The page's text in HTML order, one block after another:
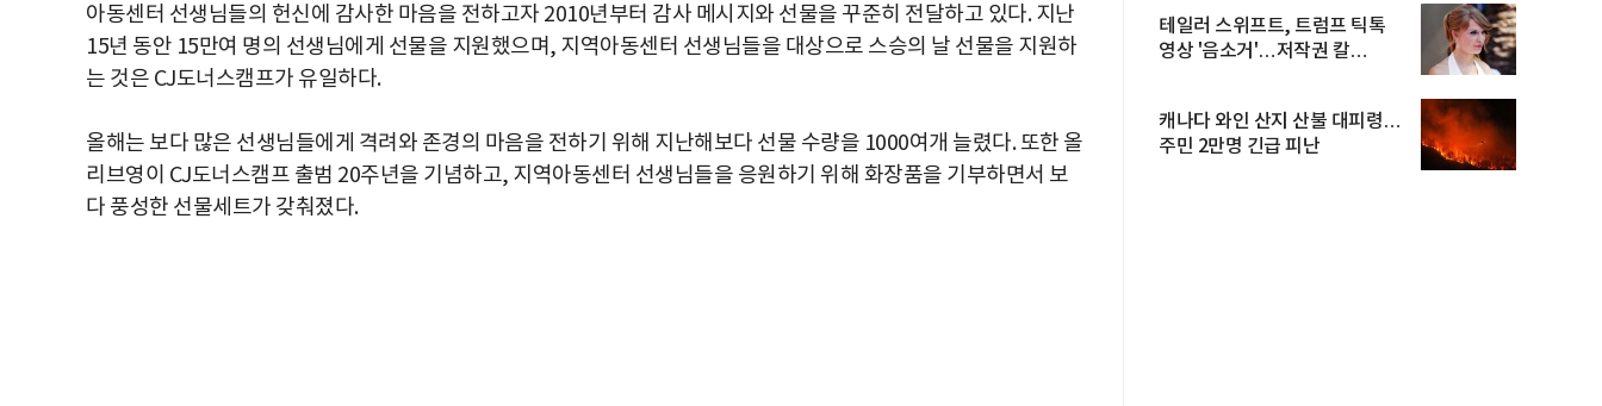
아동센터 선생님들의 헌신에 감사한 마음을 전하고자 2010년부터 감사 메시지와 선물을 꾸준히 전달하고 있다. 지난
15년 동안 15만여 명의 선생님에게 선물을 지원했으며, 지역아동센터 선생님들을 대상으로 스승의 날 선물을 지원하
는 것은 CJ도너스캠프가 유일하다.
올해는 보다 많은 선생님들에게 격려와 존경의 마음을 전하기 위해 지난해보다 선물 수량을 1000여개 늘렸다. 또한 올
리브영이 CJ도너스캠프 출범 20주년을 기념하고, 지역아동센터 선생님들을 응원하기 위해 화장품을 기부하면서 보
다 풍성한 선물세트가 갖춰졌다.
테일러 스위프트, 트럼프 틱톡
영상 '음소거'…저작권 칼
캐나다 와인 산지 산불 대피령…
주민 2만명 긴급 피난